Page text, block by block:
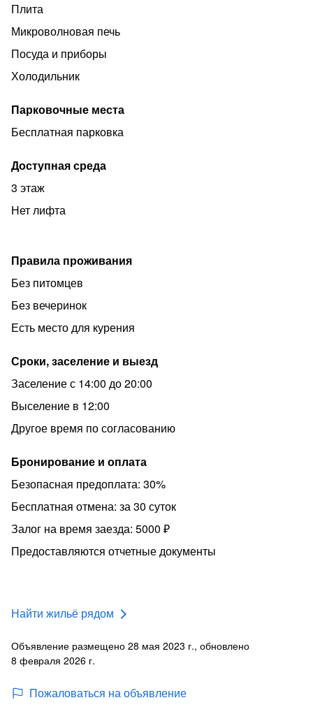
Плита
Микроволновая печь
Посуда и приборы
Холодильник
Парковочные места
Бесплатная парковка
Доступная среда
3 этаж
Нет лифта
Правила проживания
Без питомцев
Без вечеринок
Есть место для курения
Сроки, заселение и выезд
Заселение с 14:00 до 20:00
Выселение в 12:00
Другое время по согласованию
Бронирование и оплата
Безопасная предоплата: 30%
Бесплатная отмена: за 30 суток
Залог на время заезда: 5000 ₽
Предоставляются отчетные документы
Найти жильё рядом
Объявление размещено 28 мая 2023 г., обновлено
8 февраля 2026 г.
Пожаловаться на объявление